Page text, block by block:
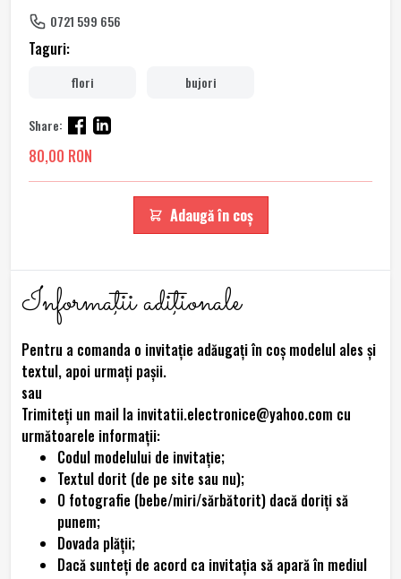
0721 599 656
Taguri:
flori bujori
Share:
80,00 RON
Adaugă în coș
Informaţii adiţionale
Pentru a comanda o invitație adăugați în coș modelul ales și
textul, apoi urmați pașii.
sau
Trimiteţi un mail la invitatii.electronice@yahoo.com cu
următoarele informaţii:
Codul modelului de invitaţie;
Textul dorit (de pe site sau nu);
O fotografie (bebe/miri/sărbătorit) dacă doriți să
punem;
Dovada plăţii;
Dacă sunteţi de acord ca invitaţia să apară în mediul